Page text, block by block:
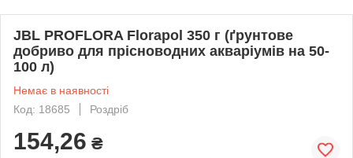
JBL PROFLORA Florapol 350 г (ґрунтове
добриво для прісноводних акваріумів на 50-
100 л)
Немає в наявності
Код: 18685
Роздріб
154,26 ₴